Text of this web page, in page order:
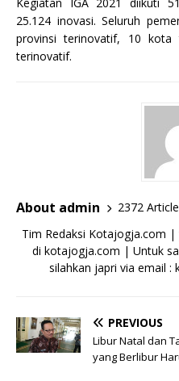
25.124 inovasi. Seluruh
provinsi terinovatif, 10 kota
terinovatif.
About admin
2372
Tim Redaksi Kotajogja.com
di kotajogja.com | Untuk
silahkan japri via email
PREVIOUS
Libur Natal dan
yang Berlibur